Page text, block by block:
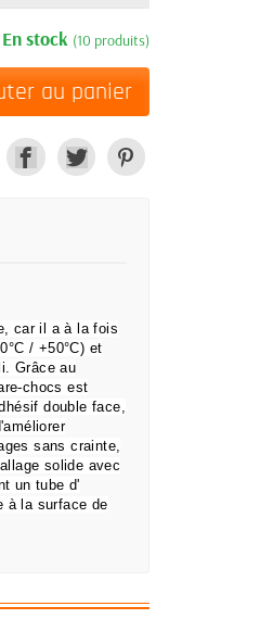
En stock (10 produits)
au panier
car il a à la fois
/ +50°C) et
Grâce au
chocs est
double face,
sans crainte,
solide avec
un tube d'
à la surface de